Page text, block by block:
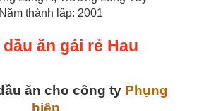
thành lập: 2001
ăn gái rẻ Hau
ăn cho công ty Phụng
hiệp